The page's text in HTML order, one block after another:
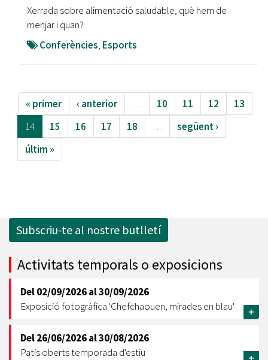
Xerrada sobre alimentació saludable, què hem de
menjar i quan?
Conferències, Esports
« primer ‹ anterior … 10 11 12
13
14
15 16 17 18 …
següent ›
últim »
Subscriu-te al nostre butlletí
Activitats temporals o exposicions
Del02/09/2026al30/09/2026
Exposició fotogràfica 'Chefchaouen, mirades en blau'
+
Del26/06/2026al30/08/2026
Patis oberts temporada d'estiu